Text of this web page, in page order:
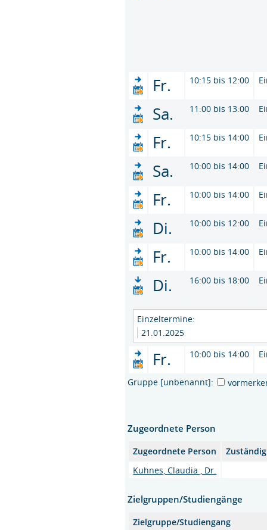
Fr. 10:15 bis 12:00
Sa. 11:00 bis 13:00
Fr. 10:15 bis 14:00
Sa. 10:00 bis 14:00
Fr. 10:00 bis 14:00
Di. 10:00 bis 12:00
Fr. 10:00 bis 14:00
Di. 16:00 bis 18:00
Einzeltermine:
21.01.2025
Fr. 10:00 bis 14:00
Gruppe [unbenannt]:
Zugeordnete Person
Zugeordnete Person
Kuhnes, Claudia , Dr.
Zielgruppen/Studiengänge
Zielgruppe/Studiengang